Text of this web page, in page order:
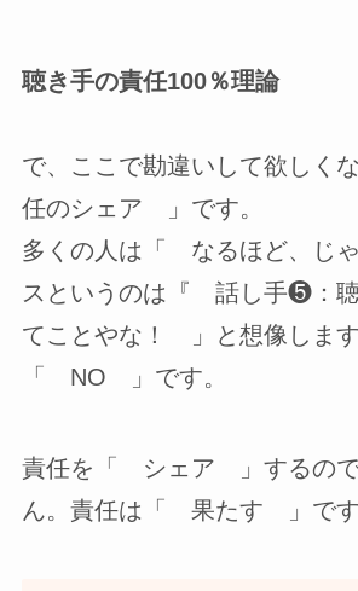
聴き手の責任100％理論
で、ここで勘違いして欲しく
任のシェア 」です。
多くの人は「 なるほど、じ
スというのは『 話し手❺：
てことやな！ 」と想像しま
「 NO 」です。
責任を「 シェア 」するので
ん。責任は「 果たす 」です